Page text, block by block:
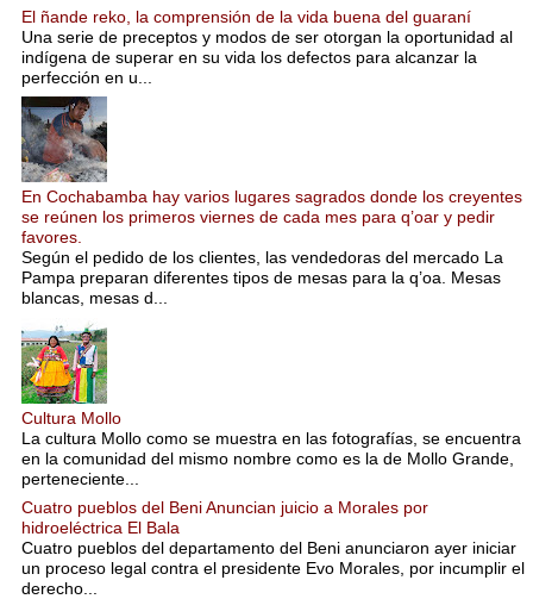
El ñande reko, la comprensión de la vida buena del guaraní
Una serie de preceptos y modos de ser otorgan la oportunidad al
indígena de superar en su vida los defectos para alcanzar la
perfección en u...
En Cochabamba hay varios lugares sagrados donde los creyentes
se reúnen los primeros viernes de cada mes para q’oar y pedir
favores.
Según el pedido de los clientes, las vendedoras del mercado La
Pampa preparan diferentes tipos de mesas para la q’oa. Mesas
blancas, mesas d...
Cultura Mollo
La cultura Mollo como se muestra en las fotografías, se encuentra
en la comunidad del mismo nombre como es la de Mollo Grande,
perteneciente...
Cuatro pueblos del Beni Anuncian juicio a Morales por
hidroeléctrica El Bala
Cuatro pueblos del departamento del Beni anunciaron ayer iniciar
un proceso legal contra el presidente Evo Morales, por incumplir el
derecho...